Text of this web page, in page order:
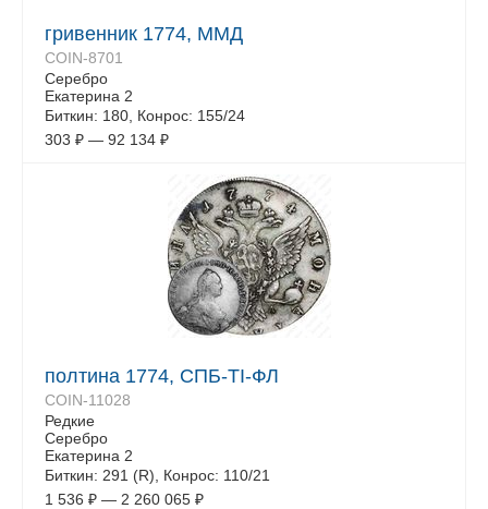
гривенник 1774, ММД
COIN-8701
Серебро
Екатерина 2
Биткин: 180, Конрос: 155/24
303 ₽ — 92 134 ₽
полтина 1774, СПБ-TI-ФЛ
COIN-11028
Редкие
Серебро
Екатерина 2
Биткин: 291 (R), Конрос: 110/21
1 536 ₽ — 2 260 065 ₽